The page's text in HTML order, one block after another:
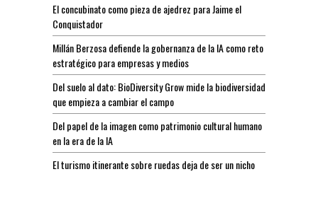
El concubinato como pieza de ajedrez para Jaime el
Conquistador
Millán Berzosa defiende la gobernanza de la IA como reto
estratégico para empresas y medios
Del suelo al dato: BioDiversity Grow mide la biodiversidad
que empieza a cambiar el campo
Del papel de la imagen como patrimonio cultural humano
en la era de la IA
El turismo itinerante sobre ruedas deja de ser un nicho